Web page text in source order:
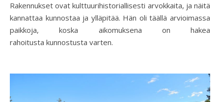
Rakennukset ovat kulttuurihistoriallisesti arvokkaita, ja näitä
kannattaa kunnostaa ja ylläpitää. Hän oli täällä arvioimassa
paikkoja, koska aikomuksena on hakea
rahoitusta kunnostusta varten.